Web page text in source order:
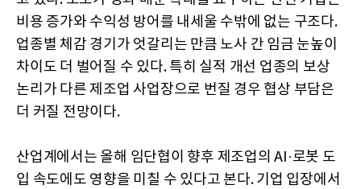
비용 증가와 수익성 방어를 내세울 수밖에 없는 구조다.
업종별 체감 경기가 엇갈리는 만큼 노사 간 임금 눈높이
차이도 더 벌어질 수 있다. 특히 실적 개선 업종의 보상
논리가 다른 제조업 사업장으로 번질 경우 협상 부담은
더 커질 전망이다.
산업계에서는 올해 임단협이 향후 제조업의 AI·로봇 도
입 속도에도 영향을 미칠 수 있다고 본다. 기업 입장에서